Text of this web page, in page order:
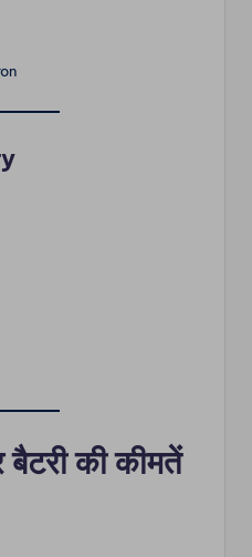
बैटरी की कीमतें